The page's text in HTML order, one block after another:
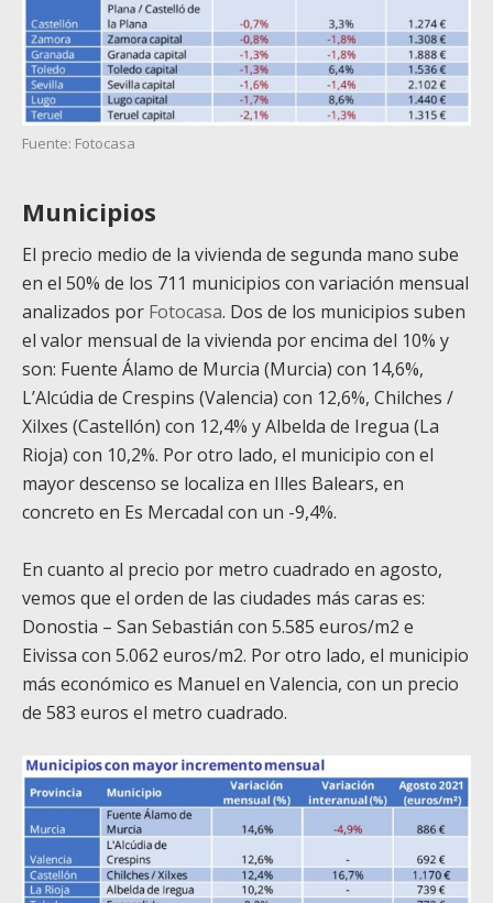
Fuente: Fotocasa
Municipios
El precio medio de la vivienda de segunda mano sube
en el 50% de los 711 municipios con variación mensual
analizados por Fotocasa. Dos de los municipios suben
el valor mensual de la vivienda por encima del 10% y
son: Fuente Álamo de Murcia (Murcia) con 14,6%,
L’Alcúdia de Crespins (Valencia) con 12,6%, Chilches /
Xilxes (Castellón) con 12,4% y Albelda de Iregua (La
Rioja) con 10,2%. Por otro lado, el municipio con el
mayor descenso se localiza en Illes Balears, en
concreto en Es Mercadal con un -9,4%.
En cuanto al precio por metro cuadrado en agosto,
vemos que el orden de las ciudades más caras es:
Donostia – San Sebastián con 5.585 euros/m2 e
Eivissa con 5.062 euros/m2. Por otro lado, el municipio
más económico es Manuel en Valencia, con un precio
de 583 euros el metro cuadrado.